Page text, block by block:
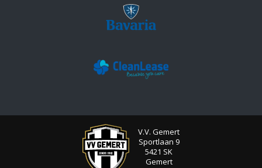
V.V. Gemert
Sportlaan 9
5421 SK
Gemert